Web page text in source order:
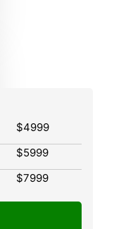
$4999
$5999
$7999